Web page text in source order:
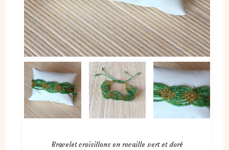
Bracelet croisillons en rocaille vert et doré